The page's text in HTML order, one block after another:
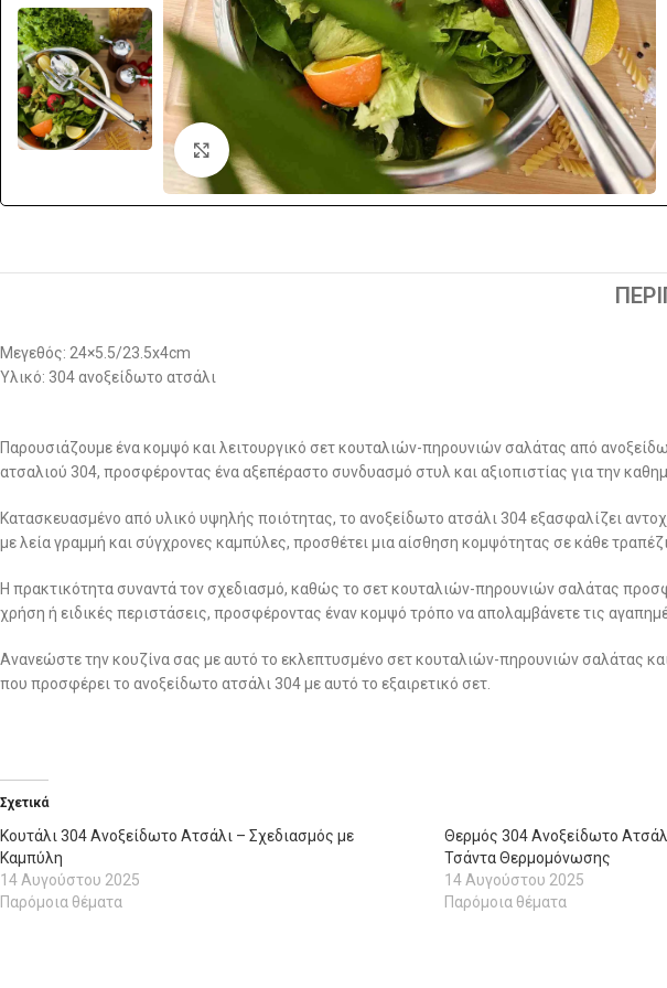
Click to enlarge
Μεγεθός: 24×5.5/23.5x4cm
Υλικό: 304 ανοξείδωτο ατσάλι
Παρουσιάζουμε ένα κομψό και λειτουργικό σετ κουταλιών-πηρουνιών σαλάτας από
ατσαλιού 304, προσφέροντας ένα αξεπέραστο συνδυασμό στυλ και αξιοπιστίας για την
Κατασκευασμένο από υλικό υψηλής ποιότητας, το ανοξείδωτο ατσάλι 304 εξασφαλίζει
με λεία γραμμή και σύγχρονες καμπύλες, προσθέτει μια αίσθηση κομψότητας σε κάθε τραπέζι.
Η πρακτικότητα συναντά τον σχεδιασμό, καθώς το σετ κουταλιών-πηρουνιών σαλάτας
χρήση ή ειδικές περιστάσεις, προσφέροντας έναν κομψό τρόπο να απολαμβάνετε τις
Ανανεώστε την κουζίνα σας με αυτό το εκλεπτυσμένο σετ κουταλιών-πηρουνιών σαλάτας
που προσφέρει το ανοξείδωτο ατσάλι 304 με αυτό το εξαιρετικό σετ.
Σχετικά
Κουτάλι 304 Ανοξείδωτο Ατσάλι – Σχεδιασμός με
Καμπύλη
14 Αυγούστου 2025
Παρόμοια θέματα
Θερμός 304 Ανοξείδωτο
Τσάντα Θερμομόνωσης
14 Αυγούστου 2025
Παρόμοια θέματα